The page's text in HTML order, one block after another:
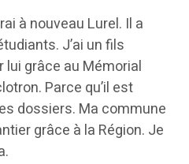
à nouveau Lurel. Il a
J’ai un fils
lui grâce au Mémorial
Parce qu’il est
dossiers. Ma commune
grâce à la Région. Je